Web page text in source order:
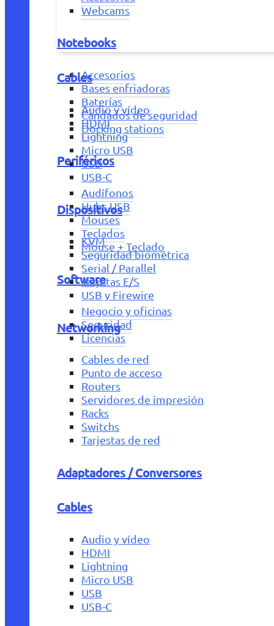
Webcams
Notebooks
Accesorios
Bases enfriadoras
Baterías
Candados de seguridad
Docking stations
Periféricos
Audífonos
Hubs USB
Mouses
Teclados
Mouse + Teclado
Software
Negocio y oficinas
Seguridad
Licencias
Cables
Audio y vídeo
HDMI
Lightning
Micro USB
USB
USB-C
Dispositivos
KVM
Seguridad biométrica
Serial / Parallel
Tarjetas E/S
USB y Firewire
Networking
Cables de red
Punto de acceso
Routers
Servidores de impresión
Racks
Switchs
Tarjestas de red
Adaptadores / Conversores
Cables
Audio y vídeo
HDMI
Lightning
Micro USB
USB
USB-C